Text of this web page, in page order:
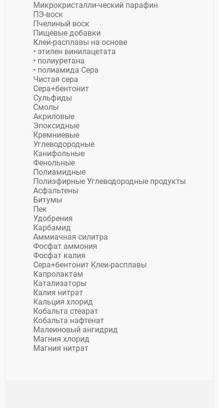
Микрокристалли-ческий парафин
ПЭ-воск
Пчелиный воск
Пищевые добавки
Клеи-расплавы на основе
• этилен винилацетата
• полиуретана
• полиамида Сера
Чистая сера
Сера+бентонит
Сульфиды
Смолы
Акриловые
Эпоксидные
Кремниевые
Углеводородные
Канифольные
Фенольные
Полиамидные
Полиэфирные Углеводородные продукты
Асфальтены
Битумы
Пек
Удобрения
Карбамид
Аммиачная силитра
Фосфат аммония
Фосфат калия
Сера+бентонит Клеи-расплавы
Капролактам
Катализаторы
Калия нитрат
Кальция хлорид
Кобальта стеарат
Кобальта нафтенат
Малеиновый ангидрид
Магния хлорид
Магния нитрат